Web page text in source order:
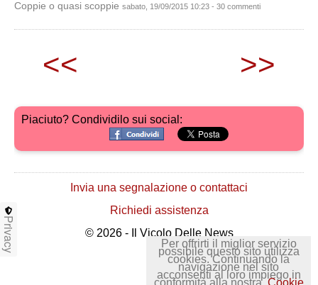
Coppie o quasi scoppie sabato, 19/09/2015 10:23 - 30 commenti
<< >>
Piaciuto? Condividilo sui social:
Invia una segnalazione o contattaci
Richiedi assistenza
© 2026 - Il Vicolo Delle News
Per offrirti il miglior servizio
possibile questo sito utilizza
cookies. Continuando la
navigazione nel sito
acconsenti al loro impiego in
conformità alla nostra Cookie
Privacy